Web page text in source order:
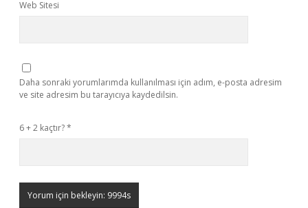
Web Sitesi
Daha sonraki yorumlarımda kullanılması için adım, e-posta adresim
ve site adresim bu tarayıcıya kaydedilsin.
6 + 2 kaçtır?*